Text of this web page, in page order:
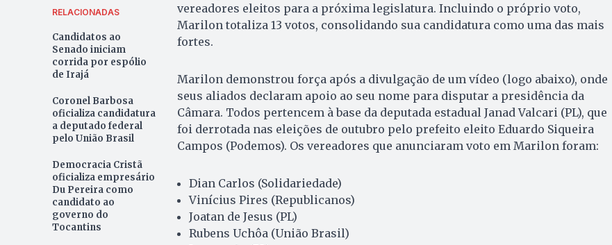
RELACIONADAS
Candidatos ao
Senado iniciam
corrida por espólio
de Irajá
Coronel Barbosa
oficializa candidatura
a deputado federal
pelo União Brasil
Democracia Cristã
oficializa empresário
Du Pereira como
candidato ao
governo do
Tocantins
vereadores eleitos para a próxima legislatura. Incluindo o próprio voto,
Marilon totaliza 13 votos, consolidando sua candidatura como uma das mais
fortes.
Marilon demonstrou força após a divulgação de um vídeo (logo abaixo), onde
seus aliados declaram apoio ao seu nome para disputar a presidência da
Câmara. Todos pertencem à base da deputada estadual Janad Valcari (PL), que
foi derrotada nas eleições de outubro pelo prefeito eleito Eduardo Siqueira
Campos (Podemos). Os vereadores que anunciaram voto em Marilon foram:
Dian Carlos (Solidariedade)
Vinícius Pires (Republicanos)
Joatan de Jesus (PL)
Rubens Uchôa (União Brasil)